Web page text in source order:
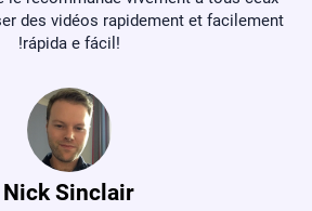
Luka B
YouTubeur